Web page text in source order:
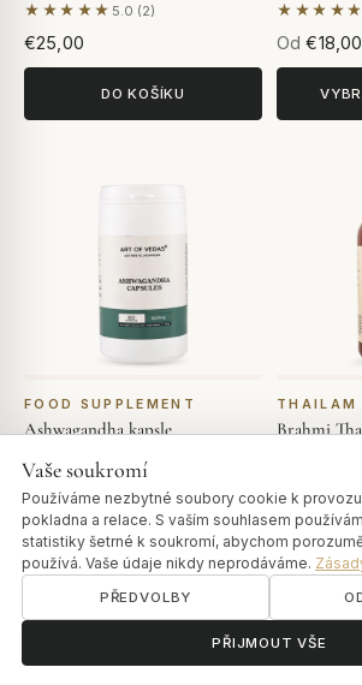
★★★★★ 5.0 (2)
Na základě 2 hodnocení
€25,00
DO KOŠÍKU
★★★★★
Na
Od €18,00
FOOD SUPPLEMENT
Ashwagandha kapsle
€14,00
VYBRAT MOŽNOSTI
THAILAM
Brahmi
ॐ
Vaše soukromí
Používáme nezbytné soubory cookie k
pokladna a relace. S vaším souhlasem
statistiky šetrné k soukromí, abychom
používá. Vaše údaje nikdy neprodáváme.
PŘEDVOLBY
PŘIJMOUT VŠE